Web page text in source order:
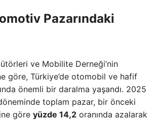
Pazarındaki
ve Mobilite Derneği’nin
göre, Türkiye’de otomobil ve hafif
önemli bir daralma yaşandı. 2025
toplam pazar, bir önceki
göre yüzde 14,2 oranında azalarak